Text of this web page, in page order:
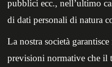
pubblici ecc., nell’ultimo
di dati personali di natura
La nostra società
previsioni normative che il